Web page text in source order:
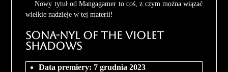
Nowy tytuł od Mangagamer to coś, z czym można wiązać
wielkie nadzieje w tej materii!
Sona-Nyl of the Violet
Shadows
Data premiery: 7 grudnia 2023